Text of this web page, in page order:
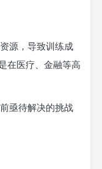
源，导致训练成
在医疗、金融等高
亟待解决的挑战